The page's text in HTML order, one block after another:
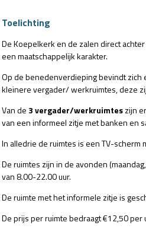
Toelichting
De Koepelkerk en de zalen direct
een maatschappelijk karakter.
Op de benedenverdieping bevindt zich
kleinere vergader/ werkruimtes, deze
Van de 3 vergader/werkruimteszijn
van een informeel zitje met banken en
In alledrie de ruimtes is een TV-scherm
De ruimtes zijn in de avonden
van 8.00-22.00 uur.
De ruimte met het informele zitje is
De prijs per ruimte bedraagt €12,50 per